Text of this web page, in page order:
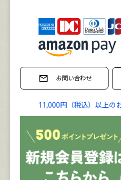
11,000円（税込）以上の